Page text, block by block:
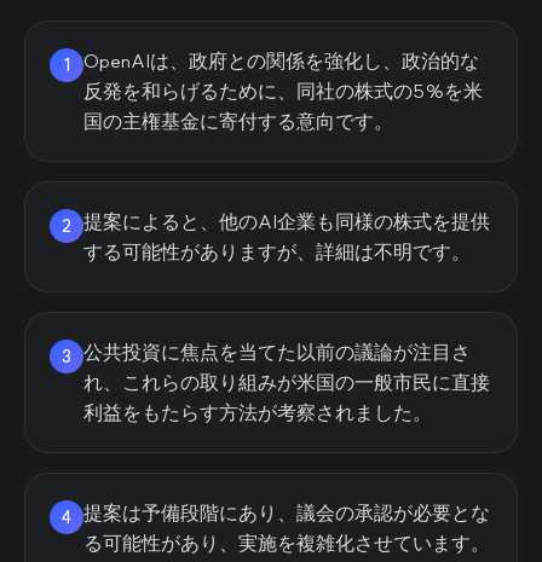
1
OpenAIは、政府との関係を強化し、政治的な
反発を和らげるために、同社の株式の5%を米
国の主権基金に寄付する意向です。
2
提案によると、他のAI企業も同様の株式を提供
する可能性がありますが、詳細は不明です。
3
公共投資に焦点を当てた以前の議論が注目さ
れ、これらの取り組みが米国の一般市民に直接
利益をもたらす方法が考察されました。
4 提案は予備段階にあり、議会の承認が必要とな
る可能性があり、実施を複雑化させています。